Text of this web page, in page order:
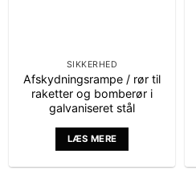
SIKKERHED
Afskydningsrampe / rør til
raketter og bomberør i
galvaniseret stål
LÆS MERE